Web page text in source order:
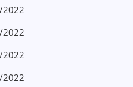
2022
2022
2022
2022